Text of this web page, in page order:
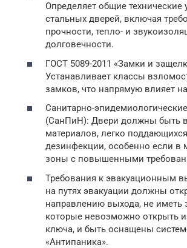
Определяет общие технические
стальных дверей, включая
прочности, тепло- и
долговечности.
ГОСТ 5089-2011 «Замки и
Устанавливает классы
замков, что напрямую влияет
Санитарно-
(СанПиН): Двери должны быть
материалов, легко
дезинфекции, особенно если в
зоны с повышенными
Требования к эвакуационным
на путях эвакуации должны
направлению выхода, не иметь
которые невозможно открыть
ключа, и быть оснащены
«Антипаника».